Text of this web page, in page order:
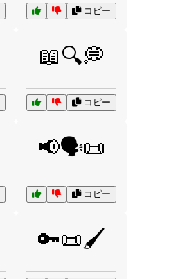
コピー
📖🔍💭
コピー
📢🗣️📜
コピー
🔑📜🖌️